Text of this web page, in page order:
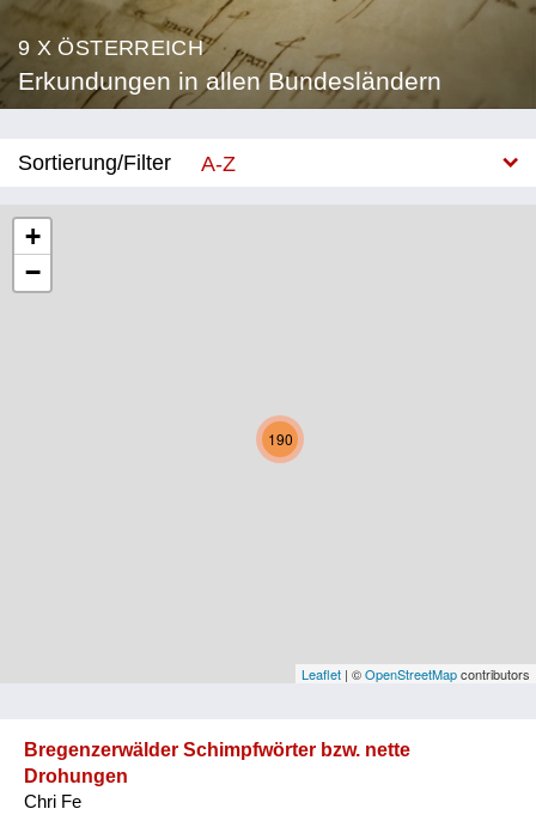
9 X ÖSTERREICH
Erkundungen in allen Bundesländern
Sortierung/Filter
A-Z
Niederösterreich
Oberösterreich
Vorarlberg
190
+
−
Leaflet | ©OpenStreetMapcontributors
Bregenzerwälder Schimpfwörter bzw. nette
Drohungen
Chri Fe